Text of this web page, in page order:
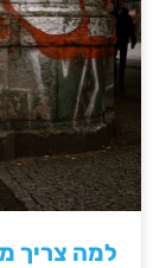
למה צריך